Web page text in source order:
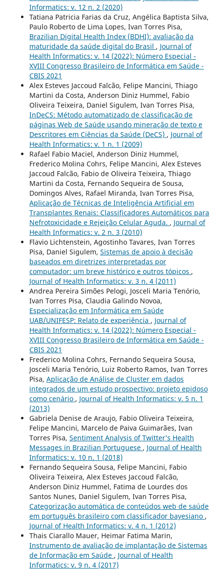
Informatics: v. 12 n. 2 (2020)
Tatiana Patricia Farias da Cruz, Angélica Baptista Silva,
Paulo Roberto de Lima Lopes, Ivan Torres Pisa,
Brazilian Digital Health Index (BDHI): avaliação da
maturidade da saúde digital do Brasil , Journal of
Health Informatics: v. 14 (2022): Número Especial -
XVIII Congresso Brasileiro de Informática em Saúde -
CBIS 2021
Alex Esteves Jaccoud Falcão, Felipe Mancini, Thiago
Martini da Costa, Anderson Diniz Hummel, Fabio
Oliveira Teixeira, Daniel Sigulem, Ivan Torres Pisa,
InDeCS: Método automatizado de classificação de
páginas Web de Saúde usando mineração de texto e
Descritores em Ciências da Saúde (DeCS) , Journal of
Health Informatics: v. 1 n. 1 (2009)
Rafael Fabio Maciel, Anderson Diniz Hummel,
Frederico Molina Cohrs, Felipe Mancini, Alex Esteves
Jaccoud Falcão, Fabio de Oliveira Teixeira, Thiago
Martini da Costa, Fernando Sequeira de Sousa,
Domingos Alves, Rafael Miranda, Ivan Torres Pisa,
Aplicação de Técnicas de Inteligência Artificial em
Transplantes Renais: Classificadores Automáticos para
Nefrotoxicidade e Rejeição Celular Aguda. , Journal of
Health Informatics: v. 2 n. 3 (2010)
Flavio Lichtenstein, Agostinho Tavares, Ivan Torres
Pisa, Daniel Sigulem, Sistemas de apoio à decisão
baseados em diretrizes interpretadas por
computador: um breve histórico e outros tópicos ,
Journal of Health Informatics: v. 3 n. 4 (2011)
Andrea Pereira Simões Pelogi, Josceli Maria Tenório,
Ivan Torres Pisa, Claudia Galindo Novoa,
Especialização em Informática em Saúde
UAB/UNIFESP: Relato de experiência , Journal of
Health Informatics: v. 14 (2022): Número Especial -
XVIII Congresso Brasileiro de Informática em Saúde -
CBIS 2021
Frederico Molina Cohrs, Fernando Sequeira Sousa,
Josceli Maria Tenório, Luiz Roberto Ramos, Ivan Torres
Pisa, Aplicação de Análise de Cluster em dados
integrados de um estudo prospectivo: projeto epidoso
como cenário , Journal of Health Informatics: v. 5 n. 1
(2013)
Gabriela Denise de Araujo, Fabio Oliveira Teixeira,
Felipe Mancini, Marcelo de Paiva Guimarães, Ivan
Torres Pisa, Sentiment Analysis of Twitter’s Health
Messages in Brazilian Portuguese , Journal of Health
Informatics: v. 10 n. 1 (2018)
Fernando Sequeira Sousa, Felipe Mancini, Fabio
Oliveira Teixeira, Alex Esteves Jaccoud Falcão,
Anderson Diniz Hummel, Fatima de Lourdes dos
Santos Nunes, Daniel Sigulem, Ivan Torres Pisa,
Categorização automática de conteúdos web de saúde
em português brasileiro com classificador bayesiano ,
Journal of Health Informatics: v. 4 n. 1 (2012)
Thais Ciarallo Mauer, Heimar Fatima Marin,
Instrumento de avaliação de implantação de Sistemas
de Informação em Saúde , Journal of Health
Informatics: v. 9 n. 4 (2017)